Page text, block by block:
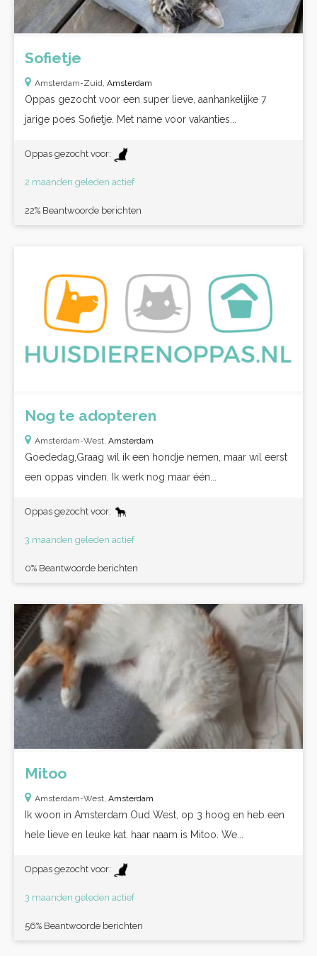
Sofietje
Amsterdam-Zuid, Amsterdam
Oppas gezocht voor een super lieve, aanhankelijke 7
jarige poes Sofietje. Met name voor vakanties...
Oppas gezocht voor:
2 maanden geleden actief
22% Beantwoorde berichten
Nog te adopteren
Amsterdam-West, Amsterdam
Goededag,Graag wil ik een hondje nemen, maar wil eerst
een oppas vinden. Ik werk nog maar één...
Oppas gezocht voor:
3 maanden geleden actief
0% Beantwoorde berichten
Mitoo
Amsterdam-West, Amsterdam
Ik woon in Amsterdam Oud West, op 3 hoog en heb een
hele lieve en leuke kat. haar naam is Mitoo. We...
Oppas gezocht voor:
3 maanden geleden actief
56% Beantwoorde berichten